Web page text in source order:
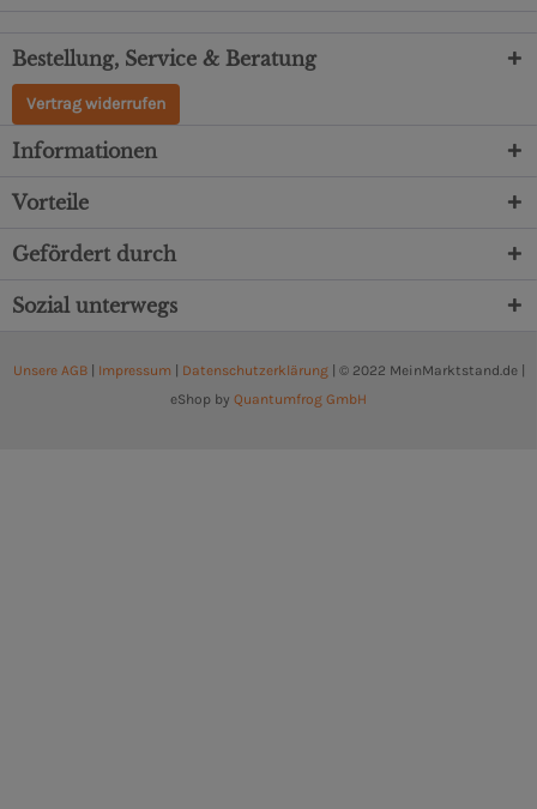
Bestellung, Service & Beratung
Vertrag widerrufen
Informationen
Vorteile
Gefördert durch
Sozial unterwegs
Unsere AGB| Impressum Datenschutzerklärung| © 2022 MeinMarktstand.de |
eShop by Quantumfrog GmbH